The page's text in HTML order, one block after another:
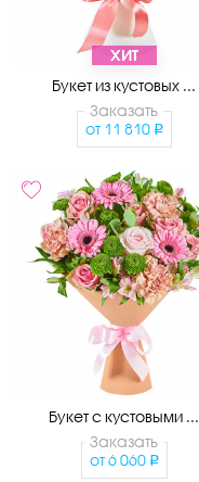
ХИТ
Букет из кустовых ...
Заказать
от 11 810
Букет с кустовыми ...
Заказать
от 6 060